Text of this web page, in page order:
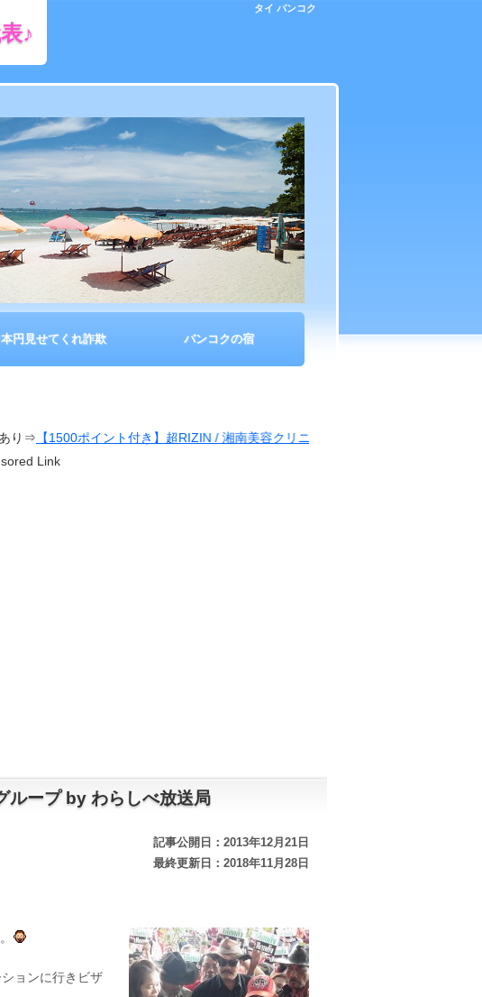
タイ バンコク
♪
本円見せてくれ詐欺 バンコクの宿
イント付き】超RIZIN / 湘南美容クリニック presents RIZIN.38
Link
ループ by わらしべ放送局
記事公開日：2013年12月21日
最終更新日：2018年11月28日
ョンに行きビザ